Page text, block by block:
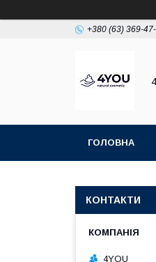
+380 (63) 369-
ГОЛОВНА
КОНТАКТИ
4YOU